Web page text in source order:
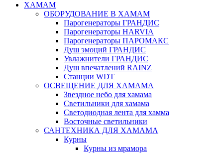
ХАМАМ
ОБОРУДОВАНИЕ В ХАМАМ
Парогенераторы ГРАНДИС
Парогенераторы HARVIA
Парогенераторы ПАРОМАКС
Душ эмоций ГРАНДИС
Увлажнители ГРАНДИС
Душ впечатлений RAINZ
Станции WDT
ОСВЕЩЕНИЕ ДЛЯ ХАМАМА
Звездное небо для хамама
Светильники для хамама
Светодиодная лента для хамма
Восточные светильники
САНТЕХНИКА ДЛЯ ХАМАМА
Курны
Курны из мрамора